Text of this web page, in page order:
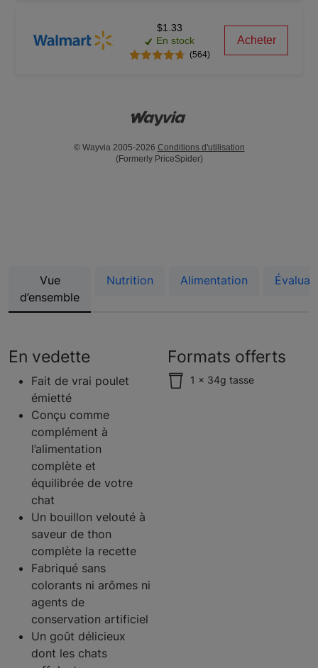
$1.33
En stock
(564)
Acheter
© Wayvia 2005-2026 Conditions d'utilisation
(Formerly PriceSpider)
Vue
d’ensemble
Nutrition Alimentation
En vedette
Fait de vrai poulet
émietté
Conçu comme
complément à
l’alimentation
complète et
équilibrée de votre
chat
Un bouillon velouté à
saveur de thon
complète la recette
Fabriqué sans
colorants ni arômes ni
agents de
conservation artificiel
Un goût délicieux
dont les chats
Formats offerts
1 x 34g tasse